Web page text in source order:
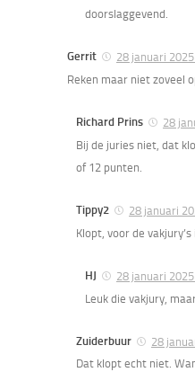
doorslaggevend.
Gerrit
28 januari
Reken maar niet zoveel
Richard Prins
28
Bij de juries niet, dat
of 12 punten.
Tippy2
28 januari
Klopt, voor de
HJ
28 januari
Leuk die vakjury,
Zuiderbuur
28
Dat klopt echt niet.